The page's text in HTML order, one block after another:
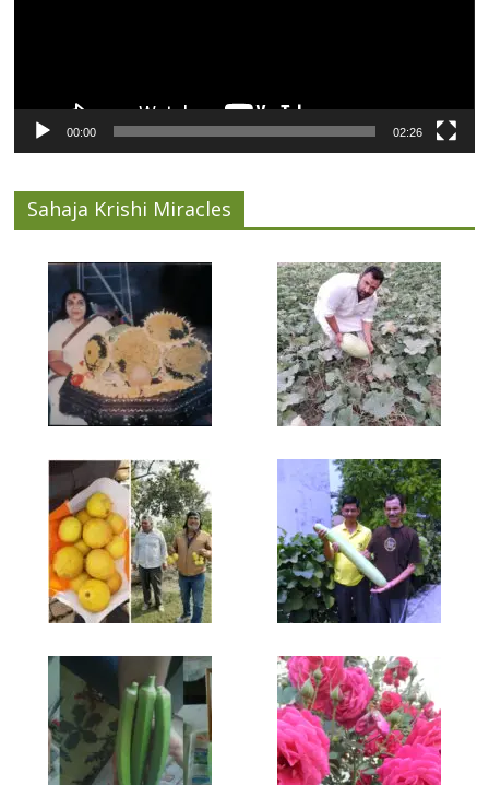
00:00 02:26
Sahaja Krishi Miracles